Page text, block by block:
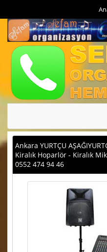
Ankara YURTÇU
Kiralık Hoparlör - Kiralık
0552 474 94 46